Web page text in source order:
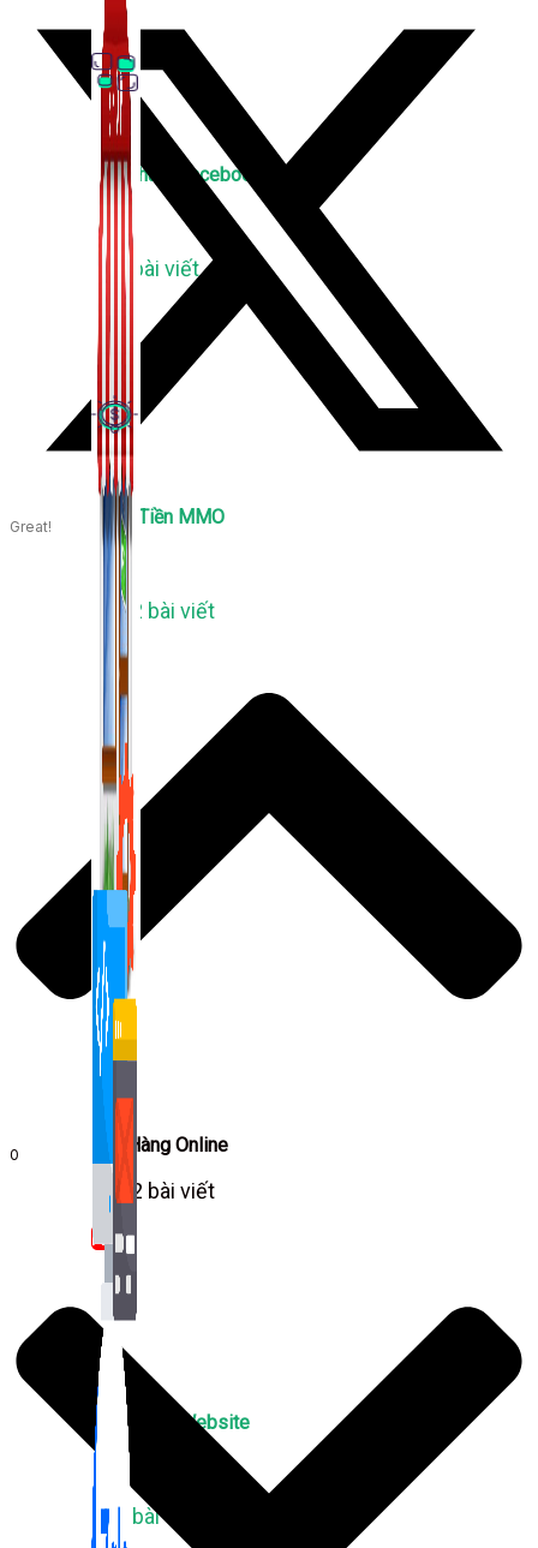
Bán Hàng Online
2,632 bài viết
New
Thủ Thuật Facebook
536 bài viết
Kiếm Tiền MMO
1,422 bài viết
Kiến Thức Website
309 bài viết
Great!
0